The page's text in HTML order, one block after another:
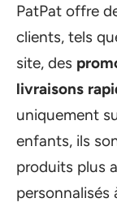
PatPat offre
clients, tels
site, des
livraisons
uniquement
enfants, ils
produits plus
personnalisés